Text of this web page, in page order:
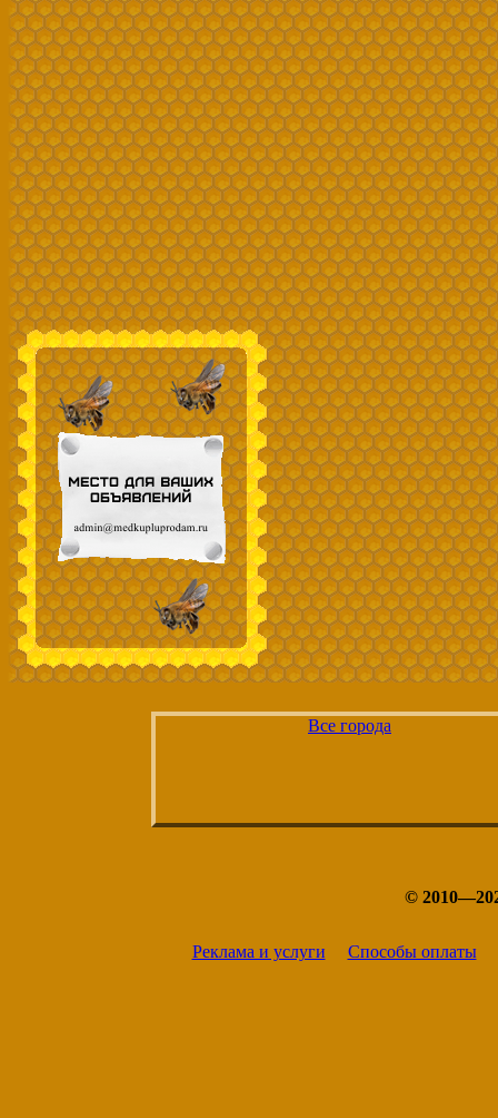
Все города
©
Реклама и услуги Способы оплаты